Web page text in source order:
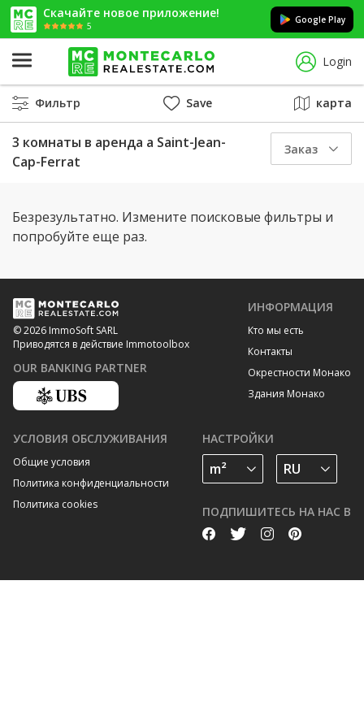
Скачайте новое приложение!
5
Google Play
Login
Фильтр Save карта
3 комнаты в аренда a Saint-Jean-
Cap-Ferrat
Заказ
Безрезультатно. Измените поисковые фильтры и
попробуйте еще раз.
© 2026 ImmoSoft SARL
Приводятся в действие Immotoolbox
OUR BANKING PARTNER
ИНФОРМАЦИЯ
Кто мы есть
Контакты
Окрестности Монако
Здания Монако
УСЛОВИЯ ОБСЛУЖИВАНИЯ
Общие условия
Политика конфиденциальности
Политика cookies
НАСТРОЙКИ
ПОДПИШИТЕСЬ НА НАС В